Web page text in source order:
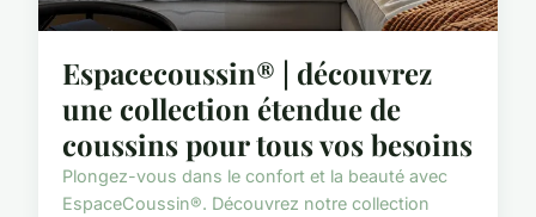
Espacecoussin® | découvrez
une collection étendue de
coussins pour tous vos besoins
Plongez-vous dans le confort et la beauté avec
EspaceCoussin®. Découvrez notre collection